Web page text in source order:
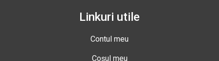
Linkuri utile
Contul meu
Coșul meu